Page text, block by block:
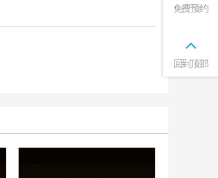
免费预约
回到顶部